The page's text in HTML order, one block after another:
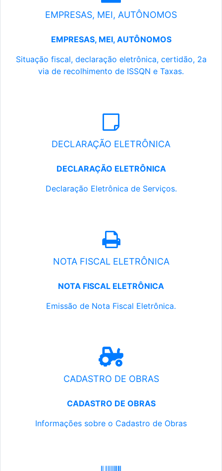
EMPRESAS, MEI, AUTÔNOMOS
EMPRESAS, MEI, AUTÔNOMOS
Situação fiscal, declaração eletrônica, certidão, 2a
via de recolhimento de ISSQN e Taxas.
DECLARAÇÃO ELETRÔNICA
DECLARAÇÃO ELETRÔNICA
Declaração Eletrônica de Serviços.
NOTA FISCAL ELETRÔNICA
NOTA FISCAL ELETRÔNICA
Emissão de Nota Fiscal Eletrônica.
CADASTRO DE OBRAS
CADASTRO DE OBRAS
Informações sobre o Cadastro de Obras